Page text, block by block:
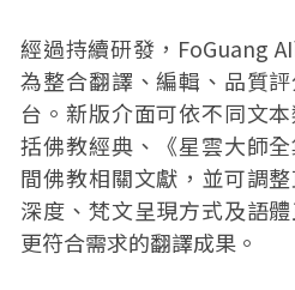
經過持續研發，FoGuang
為整合翻譯、編輯、品質
台。新版介面可依不同文
括佛教經典、《星雲大師
間佛教相關文獻，並可調
深度、梵文呈現方式及語
更符合需求的翻譯成果。